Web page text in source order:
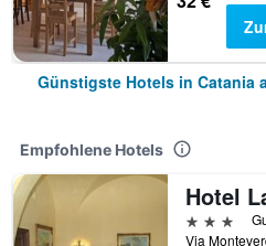
Günstigste Hotels in Catania
Empfohlene Hotels
Hotel
3 Sterne